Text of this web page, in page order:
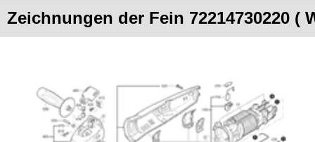
Zeichnungen der Fein 72214730220 (